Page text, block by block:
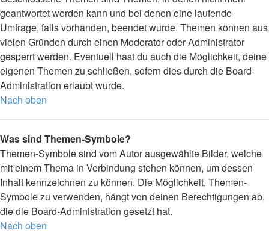
geantwortet werden kann und bei denen eine laufende
Umfrage, falls vorhanden, beendet wurde. Themen können aus
vielen Gründen durch einen Moderator oder Administrator
gesperrt werden. Eventuell hast du auch die Möglichkeit, deine
eigenen Themen zu schließen, sofern dies durch die Board-
Administration erlaubt wurde.
Nach oben
Was sind Themen-Symbole?
Themen-Symbole sind vom Autor ausgewählte Bilder, welche
mit einem Thema in Verbindung stehen können, um dessen
Inhalt kennzeichnen zu können. Die Möglichkeit, Themen-
Symbole zu verwenden, hängt von deinen Berechtigungen ab,
die die Board-Administration gesetzt hat.
Nach oben